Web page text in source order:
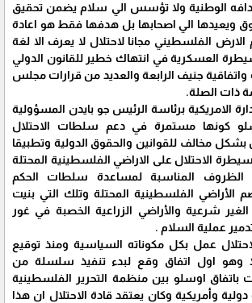
الوطنية ولا تؤسس الي سلام يضمن تحقيق
ويعيدها الي اصحابها بل هدفها فقط هو اعادة
الارض الفلسطيني مجانا لاحتلال لا يعرف الا لغة
العسكرية في انتهاك خطير للقانون الدولي
واتفاقية جنيف الرابعة والعديد من قرارات مجلس
ذات الصلة.
الامريكية برئاسة الرئيس جو بايدن المسؤولية
كونها مستمرة في دعم سلطات الاحتلال
مخالف للقوانين والحقوق الدولية وتطبيقا
الاحتلال على الاراضي الفلسطينية المحتلة
الظروف المناسبة لمساعدة سلطات الحكم
الفلسطينية المحتلة وتلك التي بنيت
شرعية والأراضي الزراعية الخصبة في غور
عملية السلام .
عمل بكل مكوناته السياسية ومنذ توقيع
وهو اول اتفاق وقع لبدء تنفيذ سلسلة من
باتفاق اوسلو بين منظمة التحرير الفلسطينية
وأمريكية وكان يعتقد قادة الاحتلال ان هذا